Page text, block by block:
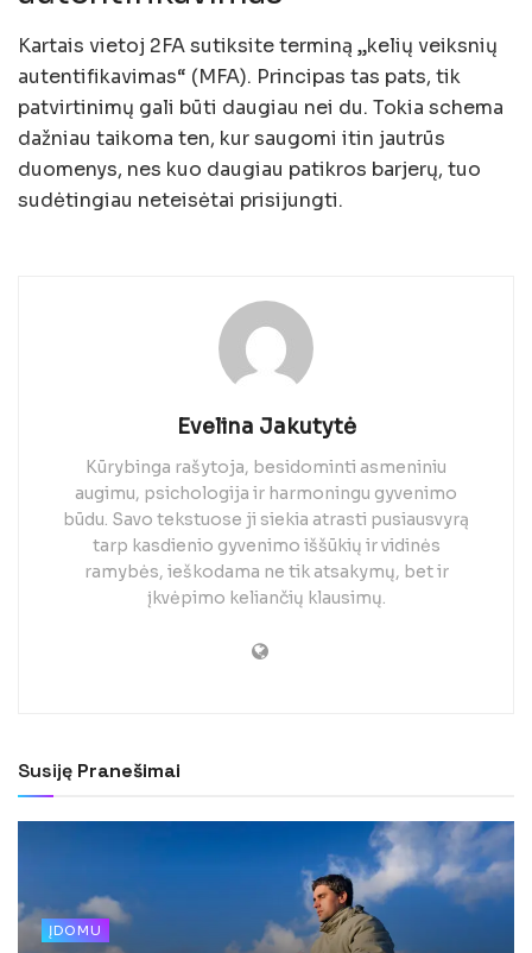
Kartais vietoj 2FA sutiksite terminą „kelių veiksnių
autentifikavimas“ (MFA). Principas tas pats, tik
patvirtinimų gali būti daugiau nei du. Tokia schema
dažniau taikoma ten, kur saugomi itin jautrūs
duomenys, nes kuo daugiau patikros barjerų, tuo
sudėtingiau neteisėtai prisijungti.
Evelina Jakutytė
Kūrybinga rašytoja, besidominti asmeniniu
augimu, psichologija ir harmoningu gyvenimo
būdu. Savo tekstuose ji siekia atrasti pusiausvyrą
tarp kasdienio gyvenimo iššūkių ir vidinės
ramybės, ieškodama ne tik atsakymų, bet ir
įkvėpimo keliančių klausimų.
Susiję Pranešimai
ĮDOMU